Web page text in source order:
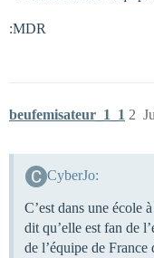
:MDR
beufemisateur_1_1 2
CyberJo:
C’est dans une école
dit qu’elle est fan de
de l’équipe de France